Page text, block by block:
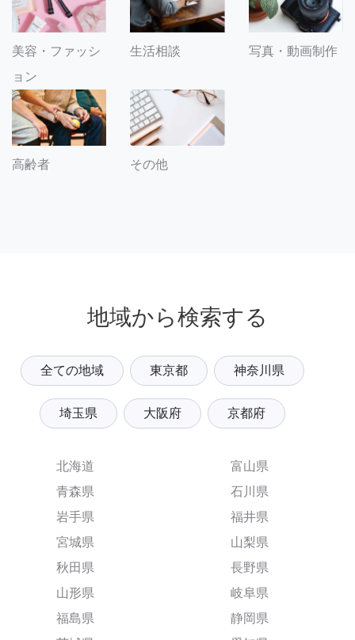
美容・ファッシ
ョン
生活相談 写真・動画制作
高齢者 その他
地域から検索する
全ての地域 東京都 神奈川県
埼玉県 大阪府 京都府
北海道
青森県
岩手県
宮城県
秋田県
山形県
福島県
富山県
石川県
福井県
山梨県
長野県
岐阜県
静岡県